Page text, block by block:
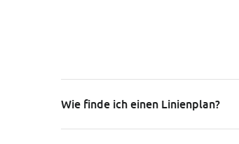
Wie finde ich einen Linienplan?